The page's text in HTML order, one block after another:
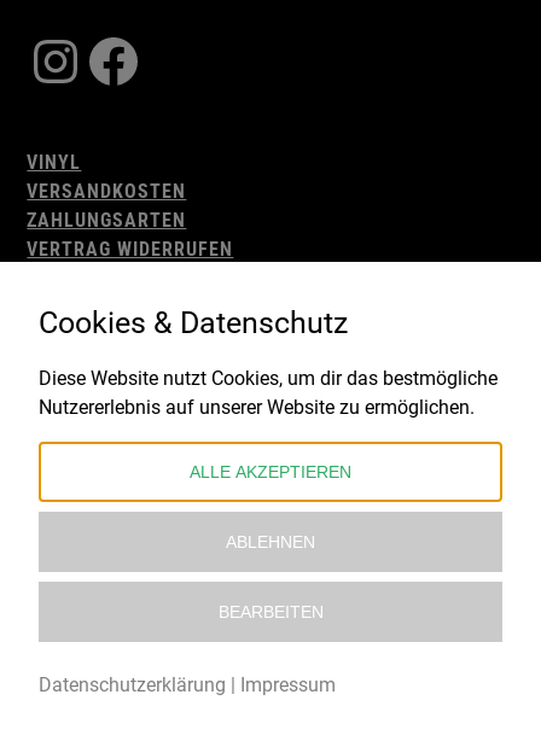
Instagram
Facebook
VINYL
VERSANDKOSTEN
ZAHLUNGSARTEN
VERTRAG WIDERRUFEN
WIDERRUFSBELEHRUNG
IMPRESSUM
Gefördert durch:
Cookies & Datenschutz
Diese Website nutzt Cookies, um dir das bestmögliche
Nutzererlebnis auf unserer Website zu ermöglichen.
ALLE AKZEPTIEREN
ABLEHNEN
BEARBEITEN
Datenschutzerklärung | Impressum